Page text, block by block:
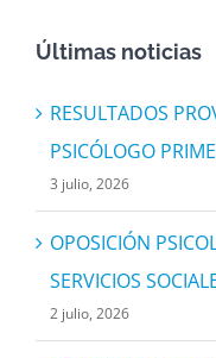
Contacto
Últimas noticias
RESULTADOS
PSICÓLOGO
3 julio, 2026
OPOSICIÓN
SERVICIOS
2 julio, 2026